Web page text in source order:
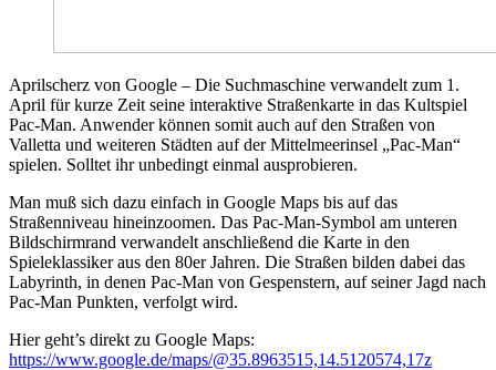
Aprilscherz von Google – Die Suchmaschine verwandelt zum 1.
April für kurze Zeit seine interaktive Straßenkarte in das Kultspiel
Pac-Man. Anwender können somit auch auf den Straßen von
Valletta und weiteren Städten auf der Mittelmeerinsel „Pac-Man“
spielen. Solltet ihr unbedingt einmal ausprobieren.
Man muß sich dazu einfach in Google Maps bis auf das
Straßenniveau hineinzoomen. Das Pac-Man-Symbol am unteren
Bildschirmrand verwandelt anschließend die Karte in den
Spieleklassiker aus den 80er Jahren. Die Straßen bilden dabei das
Labyrinth, in denen Pac-Man von Gespenstern, auf seiner Jagd nach
Pac-Man Punkten, verfolgt wird.
Hier geht’s direkt zu Google Maps:
https://www.google.de/maps/@35.8963515,14.5120574,17z